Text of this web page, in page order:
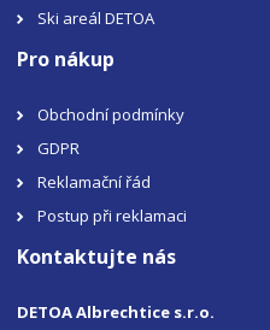
Ski areál DETOA
Pro nákup
Obchodní podmínky
GDPR
Reklamační řád
Postup při reklamaci
Kontaktujte nás
DETOA Albrechtice s.r.o.